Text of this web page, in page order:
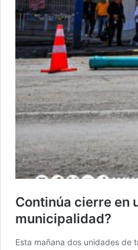
Continúa cierre en
municipalidad?
Esta mañana dos unidades de